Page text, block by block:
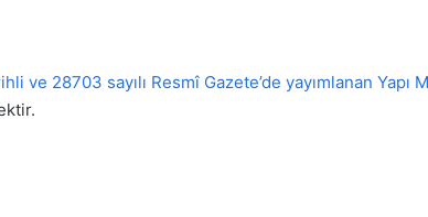
ve 28703 sayılı Resmî Gazete’de yayımlanan Yapı